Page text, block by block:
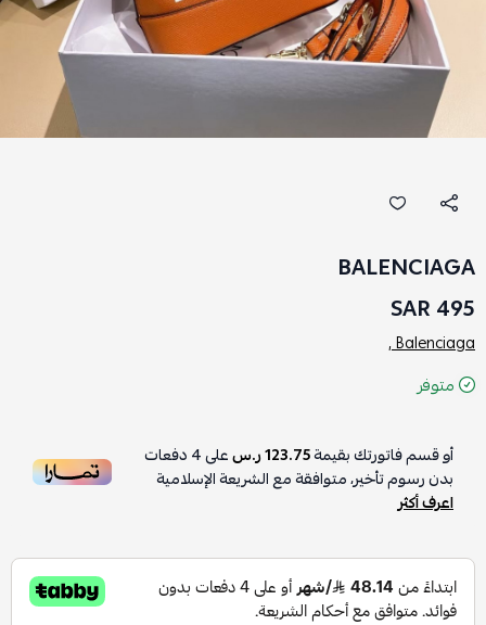
BALENCIAGA
495 SAR
Balenciaga ,
متوفر
أو قسم فاتورتك بقيمة123.75 ر.س على4دفعات
بدون رسوم تأخير، متوافقة مع الشريعة الإسلامية
اعرف أكثر